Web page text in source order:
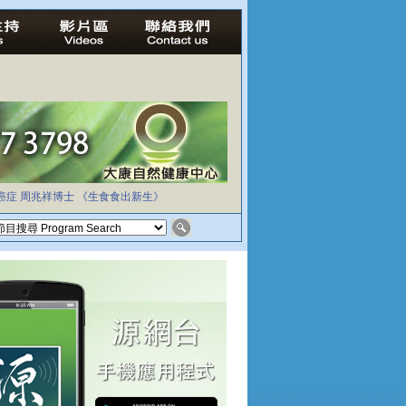
症 周兆祥博士 《生食食出新生》